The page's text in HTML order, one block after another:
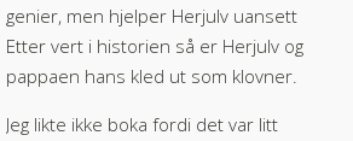
genier, men hjelper Herjulv uansett
Etter vert i historien så er Herjulv og
pappaen hans kled ut som klovner.
Jeg likte ikke boka fordi det var litt